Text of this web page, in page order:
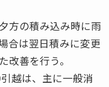
方の積み込み時に雨
合は翌日積みに変更
改善を行う。
越は、主に一般消